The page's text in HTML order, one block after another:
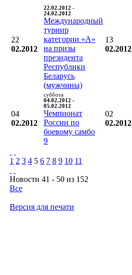
22
02.2012
22.02.2012 -
24.02.2012
Международный
турнир
категории «А»
на призы
президента
Республики
Беларусь
(мужчины)
13
02.2012
04
02.2012
суббота
04.02.2012 -
05.02.2012
Чемпионат
России по
боевому самбо
9
02
02.2012
1 2 3 4 5 6 7 8 9 10 11
Новости 41 - 50 из 152
Все
Версия для печати